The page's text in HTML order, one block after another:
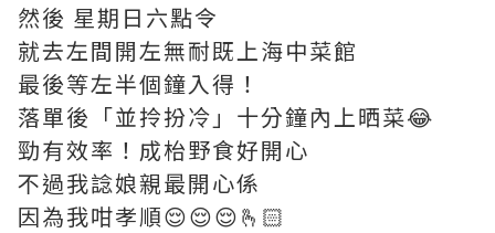
然後 星期日六點令
就去左間開左無耐既上海中菜館
最後等左半個鐘入得！
落單後「並拎扮冷」十分鐘內上晒菜😂
勁有效率！成枱野食好開心
不過我諗娘親最開心係
因為我咁孝順😌😌😌🫰🏻